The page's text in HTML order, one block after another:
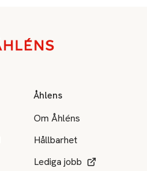
Åhlens
Om Åhléns
Hållbarhet
Lediga jobb